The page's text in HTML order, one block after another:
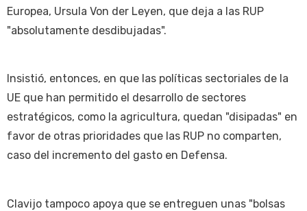
Europea, Ursula Von der Leyen, que deja a las RUP
"absolutamente desdibujadas".
Insistió, entonces, en que las políticas sectoriales de la
UE que han permitido el desarrollo de sectores
estratégicos, como la agricultura, quedan "disipadas" en
favor de otras prioridades que las RUP no comparten,
caso del incremento del gasto en Defensa.
Clavijo tampoco apoya que se entreguen unas "bolsas